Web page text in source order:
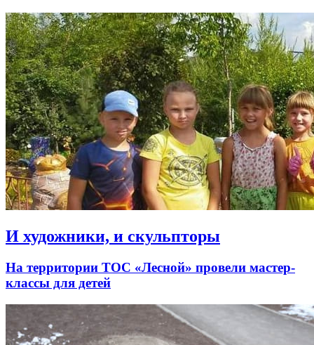
И художники, и скульпторы
На территории ТОС «Лесной» провели мастер-
классы для детей